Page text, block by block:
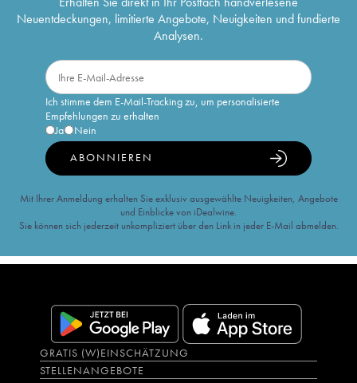
Neuentdeckungen, limitierte Angebote, Neuigkeiten und fundierte
Analysen.
Ich stimme dem E-Mail-Tracking zu, um personalisierte
Empfehlungen zu erhalten
Ja
Nein
ABONNIEREN
Mit Ihrer Anmeldung erhalten Sie exklusiv ausgewählte Neuigkeiten, Angebote
und Einblicke von iDealwine.
Sie können sich jederzeit unkompliziert über den Link in jeder E-Mail abmelden.
GRATIS (W)EINSCHÄTZUNG
STELLENANGEBOTE